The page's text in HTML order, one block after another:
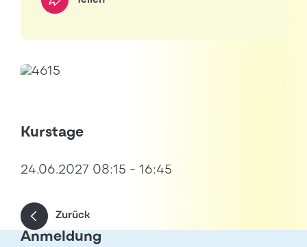
Kurstage
24.06.2027 08:15 - 16:45
Zurück
Anmeldung